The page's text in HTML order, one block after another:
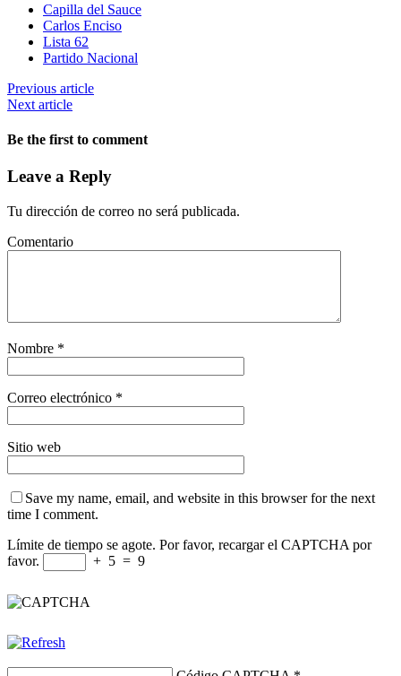
Capilla del Sauce
Carlos Enciso
Lista 62
Partido Nacional
Previous article
Next article
Be the first to comment
Leave a Reply
Tu dirección de correo no será publicada.
Comentario
Nombre *
Correo electrónico *
Sitio web
Save my name, email, and website in this browser for the next
time I comment.
Límite de tiempo se agote. Por favor, recargar el CAPTCHA por
favor.
+ 5 = 9